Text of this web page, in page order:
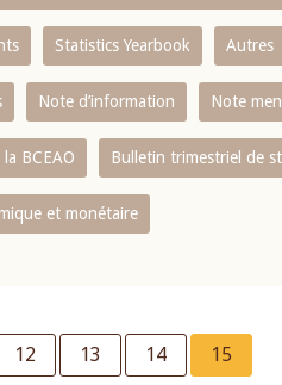
Statistics Yearbook Autres
Note d’information Note
BCEAO Bulletin trimestriel de
et monétaire
Page
12 Page
13 Page
14
Current
15